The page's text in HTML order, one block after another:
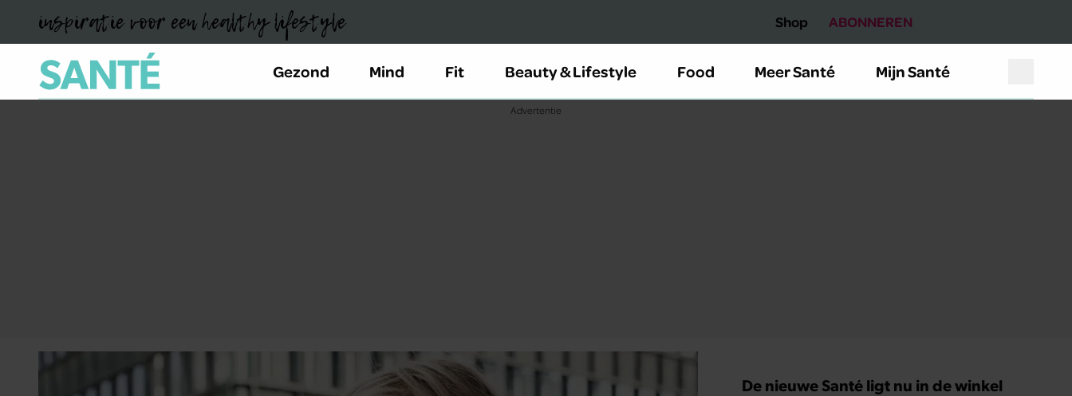
inspiratie voor een healthy lifestyle Shop ABONNEREN
Gezond Mind Fit Beauty & Lifestyle Food Meer Santé Mijn Santé
De nieuwe Santé ligt nu in de winkel